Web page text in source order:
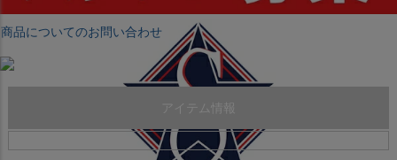
商品についてのお問い合わせ
アイテム情報